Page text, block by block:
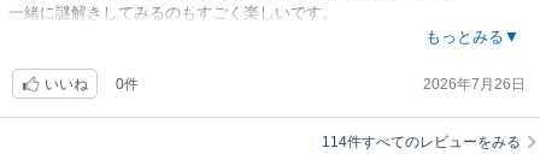
一緒に謎解きしてみるのもすごく楽しいです。
ただちょっと人体バランスに難あり……そこに目を瞑ればめちゃくちゃ面
もっとみる▼
いいね 0件 2026年7月26日
114件すべてのレビューをみる